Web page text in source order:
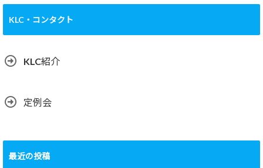
KLC・コンタクト
KLC紹介
定例会
最近の投稿